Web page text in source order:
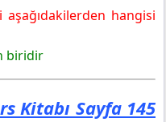
hangisi
biridir
Kitabı Sayfa 145